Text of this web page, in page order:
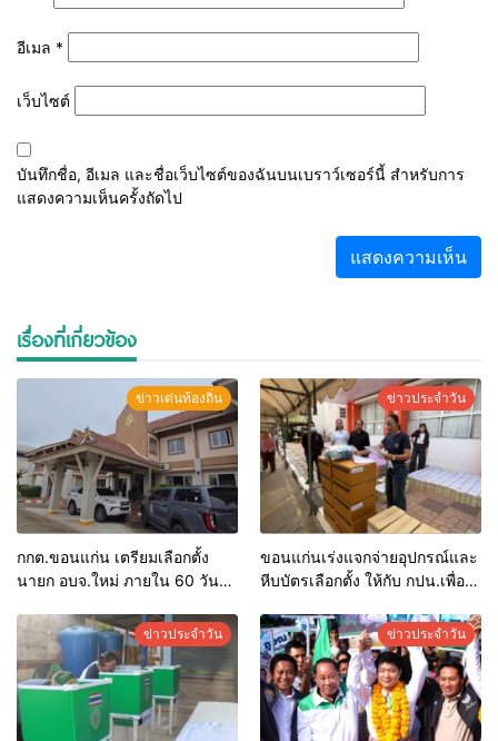
อีเมล *
เว็บไซต์
บันทึกชื่อ, อีเมล และชื่อเว็บไซต์ของฉันบนเบราว์เซอร์นี้ สำหรับการ
แสดงความเห็นครั้งถัดไป
เรื่องที่เกี่ยวข้อง
ข่าวเด่นท้องถิ่น
กกต.ขอนแก่น เตรียมเลือกตั้ง
นายก อบจ.ใหม่ ภายใน 60 วัน
พร้อมระบุ “วัฒนา”ลงสมัครได้
เพราะไม่มีความผิด และ กกต.ยก
คำร้องไปแล้ว
ข่าวประจำวัน
ขอนแก่นเร่งแจกจ่ายอุปกรณ์และ
หีบบัตรเลือกตั้ง ให้กับ กปน.เพื่อ
การเลือกตั้งล่วงหน้า
ข่าวประจำวัน ข่าวประจำวัน